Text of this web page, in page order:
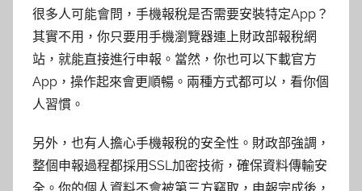
很多人可能會問，手機報稅是否需要安裝特定App？
其實不用，你只要用手機瀏覽器連上財政部報稅網
站，就能直接進行申報。當然，你也可以下載官方
App，操作起來會更順暢。兩種方式都可以，看你個
人習慣。
另外，也有人擔心手機報稅的安全性。財政部強調，
整個申報過程都採用SSL加密技術，確保資料傳輸安